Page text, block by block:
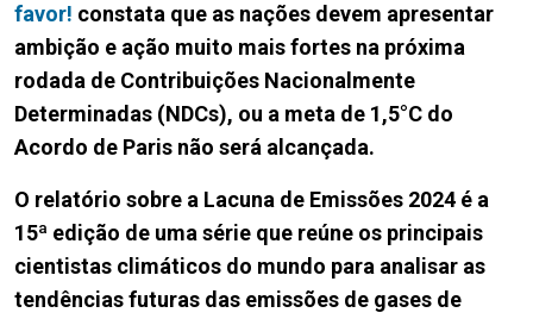
favor! constata que as nações devem apresentar
ambição e ação muito mais fortes na próxima
rodada de Contribuições Nacionalmente
Determinadas (NDCs), ou a meta de 1,5°C do
Acordo de Paris não será alcançada.
O relatório sobre a Lacuna de Emissões 2024 é a
15ª edição de uma série que reúne os principais
cientistas climáticos do mundo para analisar as
tendências futuras das emissões de gases de